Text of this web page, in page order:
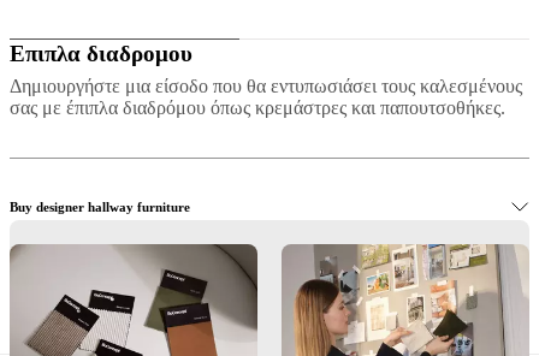
Επιπλα διαδρομου
Δημιουργήστε μια είσοδο που θα εντυπωσιάσει τους καλεσμένους
σας με έπιπλα διαδρόμου όπως κρεμάστρες και παπουτσοθήκες.
Buy designer hallway furniture
Elegant solutions for your hallway